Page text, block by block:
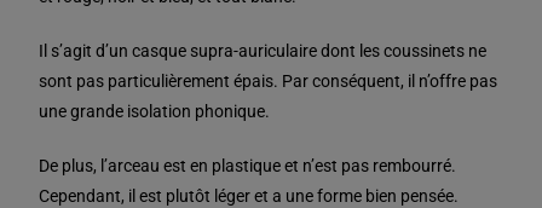
Il s’agit d’un casque supra-auriculaire dont les coussinets ne
sont pas particulièrement épais. Par conséquent, il n’offre pas
une grande isolation phonique.
De plus, l’arceau est en plastique et n’est pas rembourré.
Cependant, il est plutôt léger et a une forme bien pensée.